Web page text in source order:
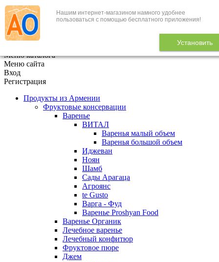
Нашим интернет-магазином намного удобнее
пользоваться с помощью бесплатного приложения!
Установить
+7 (495) 646-888-1
В корзине 0
Меню каталога
Меню сайта
Вход
Регистрация
Продукты из Армении
Фруктовые консервации
Варенье
ВИТАЛ
Варенья малый объем
Варенья большой объем
Иджеван
Ноян
Шамб
Сады Арагаца
Агроянс
te Gusto
Варга - Фуд
Варенье Proshyan Food
Варенье Органик
Лечебное варенье
Лечебный конфитюр
Фруктовое пюре
Джем